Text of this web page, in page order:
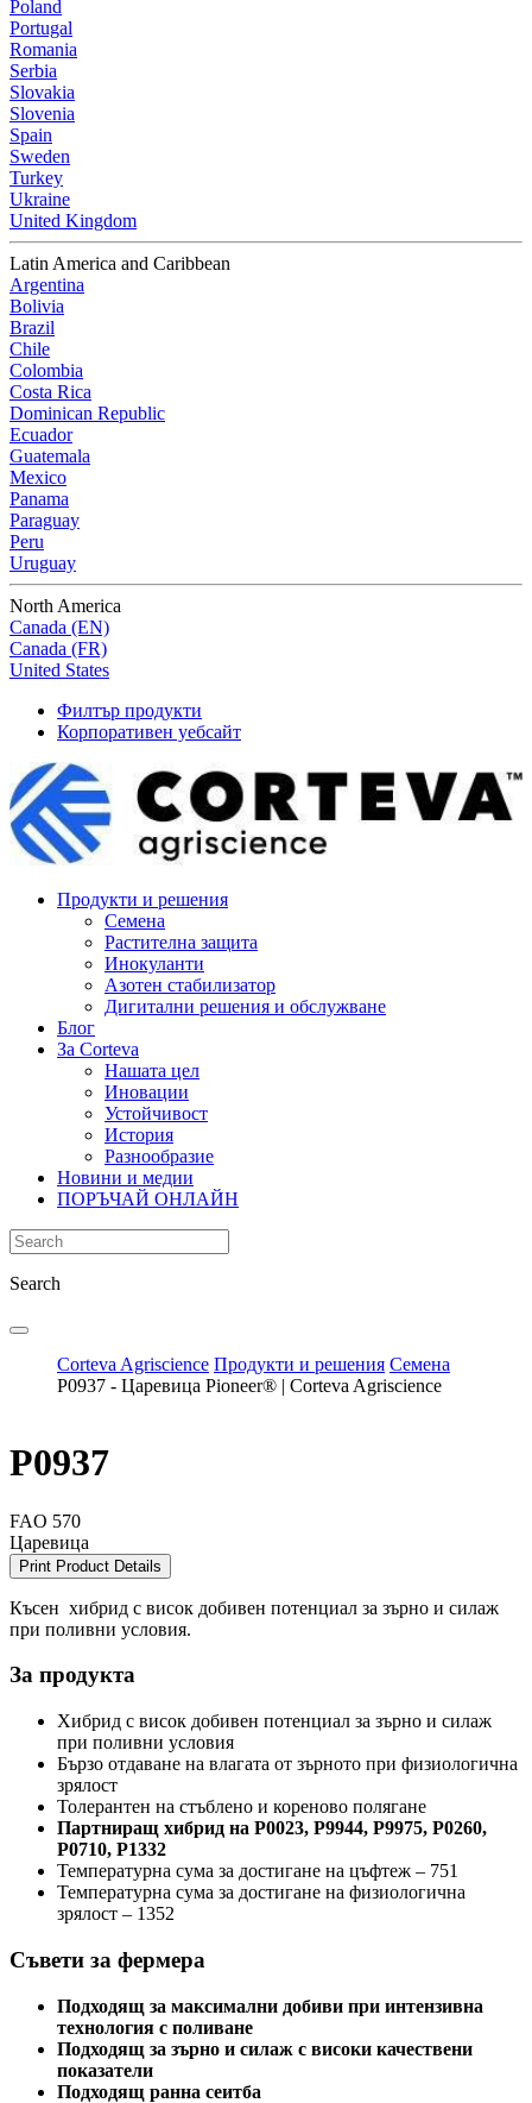
Poland
Portugal
Romania
Serbia
Slovakia
Slovenia
Spain
Sweden
Turkey
Ukraine
United Kingdom
Latin America and Caribbean
Argentina
Bolivia
Brazil
Chile
Colombia
Costa Rica
Dominican Republic
Ecuador
Guatemala
Mexico
Panama
Paraguay
Peru
Uruguay
North America
Canada (EN)
Canada (FR)
United States
Филтър продукти
Корпоративен уебсайт
Продукти и решения
Семена
Растителна защита
Инокуланти
Азотен стабилизатор
Дигитални решения и обслужване
Блог
За Corteva
Нашата цел
Иновации
Устойчивост
История
Разнообразие
Новини и медии
ПОРЪЧАЙ ОНЛАЙН
Search
Corteva Agriscience Продукти и решения Семена
P0937 - Царевица Pioneer® | Corteva Agriscience
P0937
FAO 570
Царевица
Print Product Details
Късен хибрид с висок добивен потенциал за зърно и силаж
при поливни условия.
За продукта
Хибрид с висок добивен потенциал за зърно и силаж
при поливни условия
Бързо отдаване на влагата от зърното при физиологична
зрялост
Толерантен на стъблено и кореново полягане
Партниращ хибрид на Р0023, Р9944, Р9975, Р0260,
Р0710, Р1332
Температурна сума за достигане на цъфтеж – 751
Температурна сума за достигане на физиологична
зрялост – 1352
Съвети за фермера
Подходящ за максимални добиви при интензивна
технология с поливане
Подходящ за зърно и силаж с високи качествени
показатели
Подходящ ранна сеитба